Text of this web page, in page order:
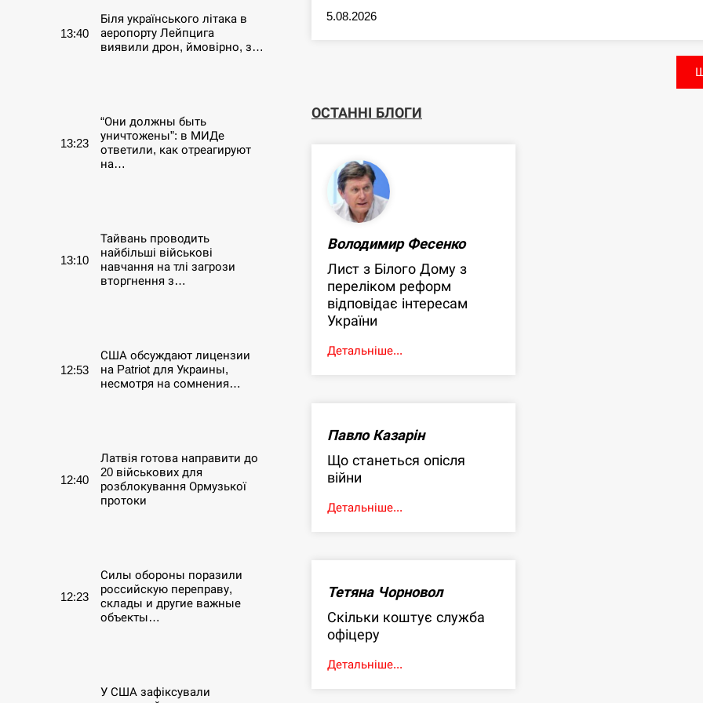
13:40
Біля українського літака в
аеропорту Лейпцига
виявили дрон, ймовірно, з…
13:23
“Они должны быть
уничтожены”: в МИДе
ответили, как отреагируют
на…
13:10
Тайвань проводить
найбільші військові
навчання на тлі загрози
вторгнення з…
12:53
США обсуждают лицензии
на Patriot для Украины,
несмотря на сомнения…
12:40
Латвія готова направити до
20 військових для
розблокування Ормузької
протоки
12:23
Силы обороны поразили
российскую переправу,
склады и другие важные
объекты…
У США зафіксували
5.08.2026
ОСТАННІ БЛОГИ
Володимир Фесенко
Лист з Білого Дому з
переліком реформ
відповідає інтересам
України
Детальніше...
Павло Казарін
Що станеться опісля
війни
Детальніше...
Тетяна Чорновол
Скільки коштує служба
офіцеру
Детальніше...